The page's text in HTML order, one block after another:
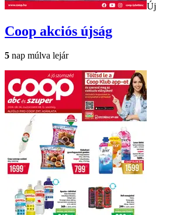
Új
Coop akciós újság
5 nap múlva lejár